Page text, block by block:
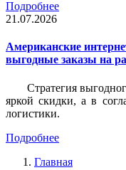
Подробнее
21.07.2026
Американские
выгодные заказы на
Стратегия
яркой скидки, а в
логистики.
Подробнее
Главная